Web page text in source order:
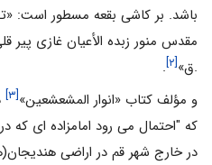
باشد. بر کاشى بقعه مسطور است:
.ق»[۲] .
و مؤلف کتاب «انوار المشعشعین»[۳]
که "احتمال مى رود امامزاده ای
در خارج شهر قم در اراضى